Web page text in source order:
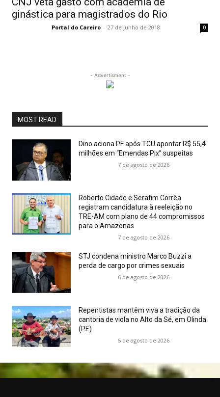
ginástica para magistrados do Rio
Portal do Careiro - 27 de junho de 2018 0
- Advertisment -
MOST READ
Dino aciona PF após TCU apontar R$ 55,4
milhões em “Emendas Pix” suspeitas
7 de agosto de 2026
Roberto Cidade e Serafim Corrêa
registram candidatura à reeleição no
TRE-AM com plano de 44 compromissos
para o Amazonas
7 de agosto de 2026
STJ condena ministro Marco Buzzi a
perda de cargo por crimes sexuais
6 de agosto de 2026
Repentistas mantêm viva a tradição da
cantoria de viola no Alto da Sé, em Olinda
(PE)
5 de agosto de 2026